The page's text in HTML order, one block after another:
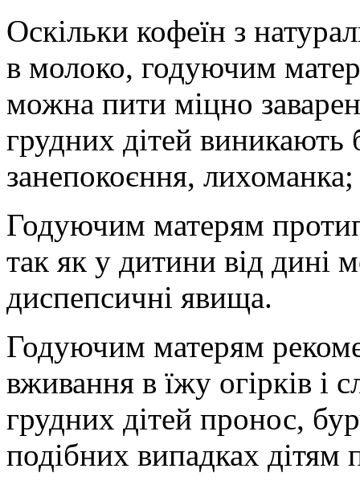
Оскільки кофеїн з
в молоко, годуючим
можна пити міцно
грудних дітей виникають
занепокоєння,
Годуючим матерям
так як у дитини від дині
диспепсичні явища.
Годуючим матерям
вживання в їжу огірків і
грудних дітей пронос,
подібних випадках дітям